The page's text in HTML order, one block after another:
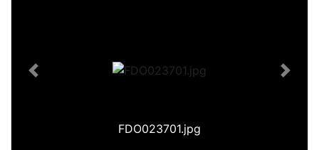
FDO023701.jpg
Previous Next